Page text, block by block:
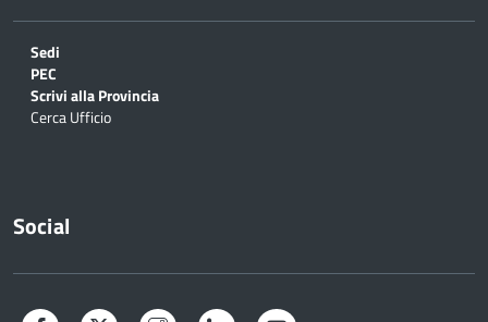
Sedi
PEC
Scrivi alla Provincia
Cerca Ufficio
Social
Facebook Twitter Instagram LinkedIn